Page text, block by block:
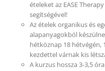
ételeket az EASE
segítségével!
Az ételek organikus és
alapanyagokból
hétköznap 18 hétvégén,
kezdettel várnak kis
A kurzus hossza 3-3,5